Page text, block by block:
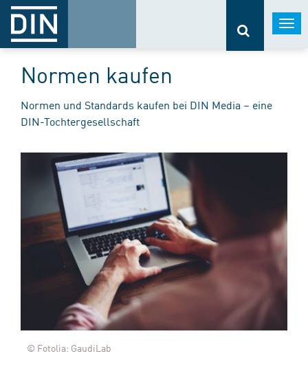
Normen kaufen
Normen und Standards kaufen bei DIN Media – eine
DIN-Tochtergesellschaft
© Fotolia: GaudiLab